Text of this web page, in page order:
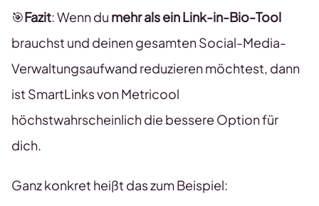
🎯Fazit: Wenn du mehr als ein Link-in-Bio-Tool
brauchst und deinen gesamten Social-Media-
Verwaltungsaufwand reduzieren möchtest, dann
ist SmartLinks von Metricool
höchstwahrscheinlich die bessere Option für
dich.
Ganz konkret heißt das zum Beispiel: